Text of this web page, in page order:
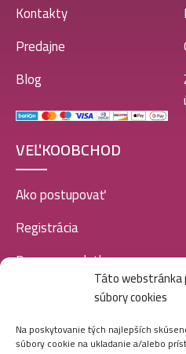
Táto webstránka
súbory cookies
Na poskytovanie tých najlepších
súbory cookie na ukladanie a/alebo
Kontakty
Predajne
Blog
VEĽKOOBCHOD
Ako postupovať
Registrácia
Doprava a platba
SOCIÁLNE SIETE